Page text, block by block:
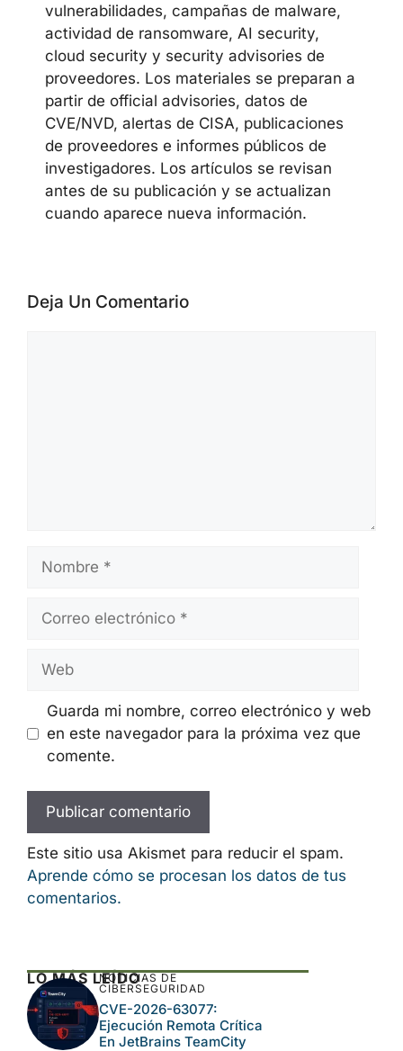
vulnerabilidades, campañas de malware,
actividad de ransomware, AI security,
cloud security y security advisories de
proveedores. Los materiales se preparan a
partir de official advisories, datos de
CVE/NVD, alertas de CISA, publicaciones
de proveedores e informes públicos de
investigadores. Los artículos se revisan
antes de su publicación y se actualizan
cuando aparece nueva información.
Deja Un Comentario
Nombre
Correo
Web
Guarda mi nombre, correo electrónico y web
en este navegador para la próxima vez que
comente.
Este sitio usa Akismet para reducir el spam.
Aprende cómo se procesan los datos de tus
comentarios.
LO MÁS LEÍDO
NOTICIAS DE
CIBERSEGURIDAD
CVE-2026-63077:
Ejecución Remota Crítica
En JetBrains TeamCity